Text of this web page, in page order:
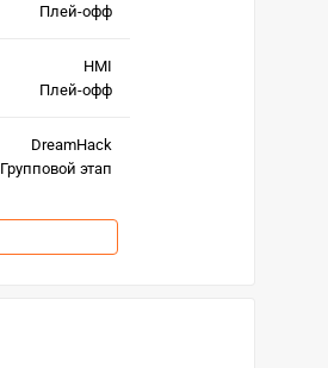
Плей-офф
HMI
Плей-офф
DreamHack
Групповой этап